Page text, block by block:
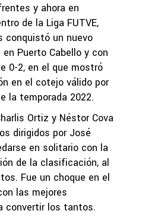
y ahora en
de la Liga FUTVE,
conquistó un nuevo
Puerto Cabello y con
0-2, en el que mostró
en el cotejo válido por
la temporada 2022.
Ortiz y Néstor Cova
dirigidos por José
en solitario con la
de la clasificación, al
Fue un choque en el
las mejores
convertir los tantos.